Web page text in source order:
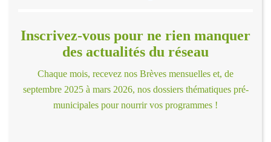
Inscrivez-vous pour ne rien manquer
des actualités du réseau
Chaque mois, recevez nos Brèves mensuelles et, de
septembre 2025 à mars 2026, nos dossiers thématiques pré-
municipales pour nourrir vos programmes !